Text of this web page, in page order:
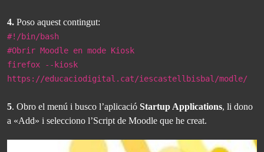
4. Poso aquest contingut:
#!/bin/bash
#Obrir Moodle en mode Kiosk
firefox --kiosk
https://educaciodigital.cat/iescastellbisbal/modle/
5. Obro el menú i busco l’aplicació Startup Applications, li dono
a «Add» i selecciono l’Script de Moodle que he creat.